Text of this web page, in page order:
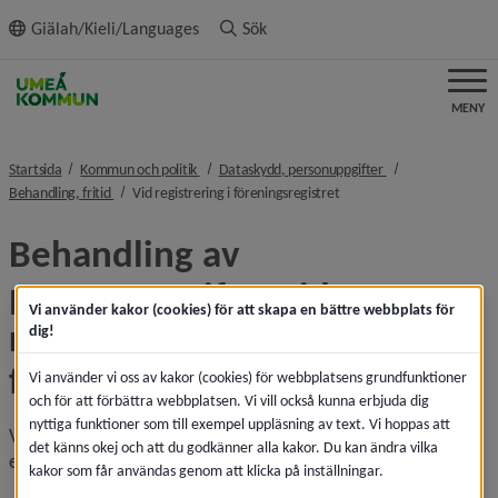
innehållet
Giälah/Kieli/Languages Sök
MENY
Startsida Kommun och politik nivå i brödsmulenavigeringen
Dataskydd, personuppgifter nivå i
Behandling, fritid nivå i brödsmulenavigeringen
Vid registrering i föreningsregistretnivå i
Behandling av
personuppgifter vid
registrering i
föreningsregistret
Vi behöver spara och behandla personuppgifter om dig, till
exempel
Vi använder kakor (cookies) för att skapa en bättre webbplats för
dig!
Vi använder vi oss av kakor (cookies) för webbplatsens grundfunktioner
och för att förbättra webbplatsen. Vi vill också kunna erbjuda dig
nyttiga funktioner som till exempel uppläsning av text. Vi hoppas att
det känns okej och att du godkänner alla kakor. Du kan ändra vilka
kakor som får användas genom att klicka på inställningar.